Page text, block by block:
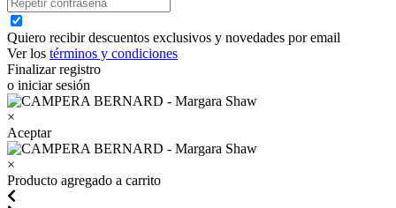
Quiero recibir descuentos exclusivos y novedades por email
Ver los términos y condiciones
Finalizar registro
o iniciar sesión
×
Aceptar
×
Producto agregado a carrito